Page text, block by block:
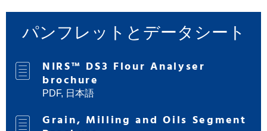
パンフレットとデータシート
NIRS™ DS3 Flour Analyser
brochure
PDF, 日本語
Grain, Milling and Oils Segment